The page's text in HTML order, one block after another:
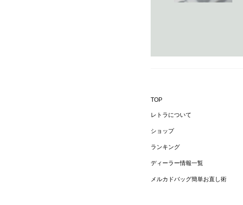
TOP
レトラについて
ショップ
ランキング
ディーラー情報一覧
メルカドバッグ簡単お直し術